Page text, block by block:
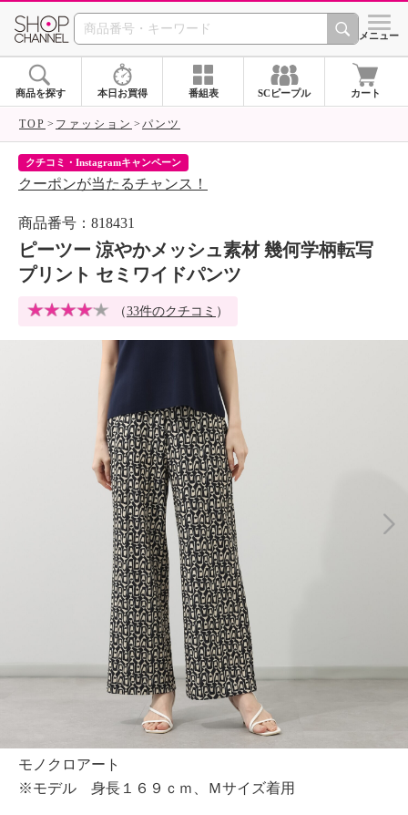
SHOP CHANNEL シメニュー
商品を探す 本日お買得 番組表 SCピープル カート
TOP ファッション パンツ
クチコミ・Instagramキャンペーン
クーポンが当たるチャンス！
商品番号：818431
ピーツー 涼やかメッシュ素材 幾何学柄転写
プリント セミワイドパンツ
（33件のクチコミ ）
モノクロアート
※モデル 身長１６９ｃｍ、Ｍサイズ着用